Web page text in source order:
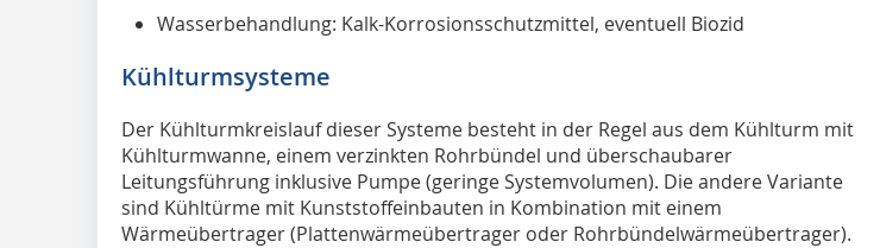
Wasserbehandlung: Kalk-Korrosionsschutzmittel, eventuell Biozid
Kühlturmsysteme
Der Kühlturmkreislauf dieser Systeme besteht in der Regel aus dem Kühlturm mit
Kühlturmwanne, einem verzinkten Rohrbündel und überschaubarer
Leitungsführung inklusive Pumpe (geringe Systemvolumen). Die andere Variante
sind Kühltürme mit Kunststoffeinbauten in Kombination mit einem
Wärmeübertrager (Plattenwärmeübertrager oder Rohrbündelwärmeübertrager).